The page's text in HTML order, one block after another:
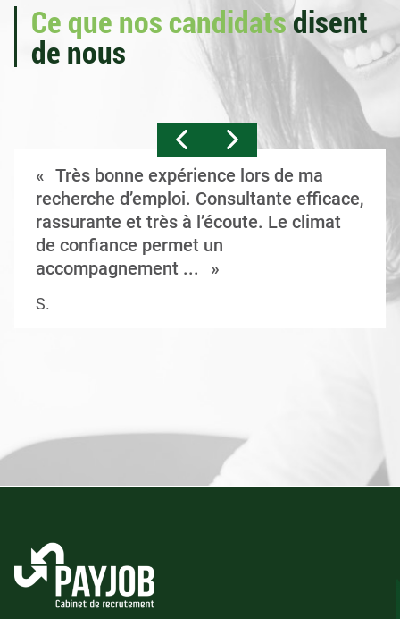
Ce que nos candidatsdisent
de nous
Très bonne expérience lors de ma
recherche d’emploi. Consultante efficace,
rassurante et très à l’écoute. Le climat
de confiance permet un
accompagnement ...
S.